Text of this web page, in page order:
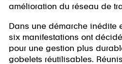
amélioration du réseau de
Dans une démarche inédite
six manifestations ont décidé
pour une gestion plus
gobelets réutilisables.